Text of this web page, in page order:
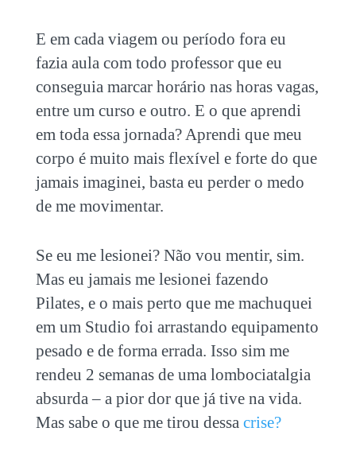
E em cada viagem ou período fora eu
fazia aula com todo professor que eu
conseguia marcar horário nas horas vagas,
entre um curso e outro. E o que aprendi
em toda essa jornada? Aprendi que meu
corpo é muito mais flexível e forte do que
jamais imaginei, basta eu perder o medo
de me movimentar.
Se eu me lesionei? Não vou mentir, sim.
Mas eu jamais me lesionei fazendo
Pilates, e o mais perto que me machuquei
em um Studio foi arrastando equipamento
pesado e de forma errada. Isso sim me
rendeu 2 semanas de uma lombociatalgia
absurda – a pior dor que já tive na vida.
Mas sabe o que me tirou dessa crise?